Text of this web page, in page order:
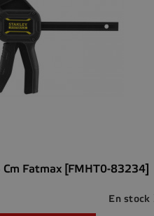
Cm Fatmax [FMHT0-83234]
En stock